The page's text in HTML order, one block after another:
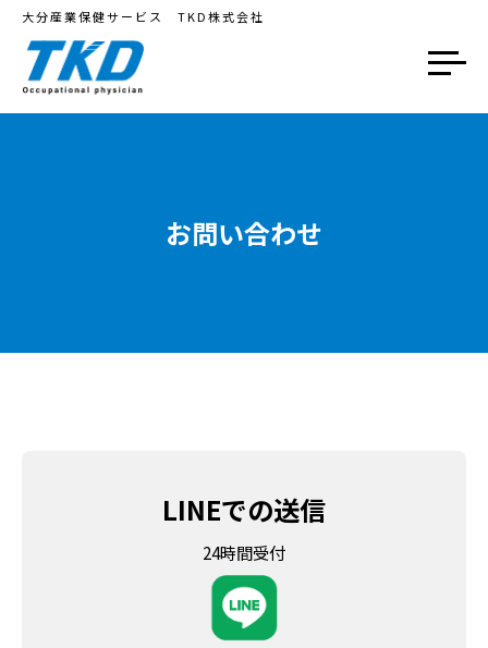
大分産業保健サービス TKD株式会社
お問い合わせ
LINEでの送信
24時間受付